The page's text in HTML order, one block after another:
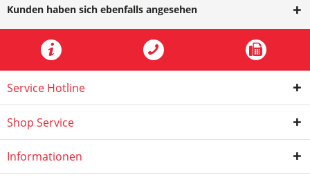
Kunden haben sich ebenfalls angesehen
Service Hotline
Shop Service
Informationen